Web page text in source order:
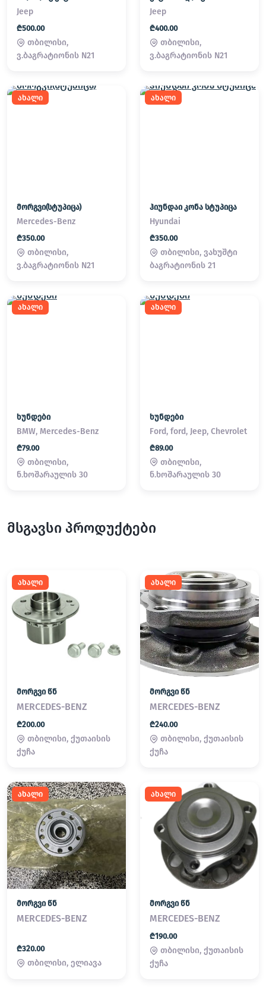
Jeep
₾500.00
თბილისი,
ვ.ბაგრატიონის N21
Jeep
₾400.00
თბილისი,
ვ.ბაგრატიონის N21
ახალი
მორგვი(სტუპიცა)
Mercedes-Benz
₾350.00
თბილისი,
ვ.ბაგრატიონის N21
ახალი
ჰიუნდაი კონა სტუპიცა
Hyundai
₾350.00
თბილისი, ვახუშტი
ბაგრატიონის 21
ახალი
ხუნდები
BMW, Mercedes-Benz
₾79.00
თბილისი,
ნ.ხოშარაულის 30
ახალი
ხუნდები
Ford, ford, Jeep, Chevrolet
₾89.00
თბილისი,
ნ.ხოშარაულის 30
მსგავსი პროდუქტები
ახალი
მორგვი წნ
MERCEDES-BENZ
₾200.00
თბილისი, ქუთაისის
ქუჩა
ახალი
მორგვი წნ
MERCEDES-BENZ
₾240.00
თბილისი, ქუთაისის
ქუჩა
ახალი
მორგვი წნ
MERCEDES-BENZ
₾320.00
თბილისი, ელიავა
ახალი
მორგვი წნ
MERCEDES-BENZ
₾190.00
თბილისი, ქუთაისის
ქუჩა